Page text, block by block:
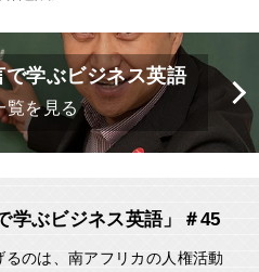
学ぶビジネス英語
覧を見る
学ぶビジネス英語」＃45
のは、南アフリカの人権活動